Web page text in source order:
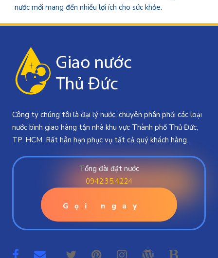
nước mới mang đến nhiều lợi ích cho sức khỏe.
Công ty chúng tôi là đại lý nước, chuyên phân phối các loại
nước bình giao hàng tận nhà khu vực Thành phố Thủ Đức,
TP. HCM. Rất hân hạn phục vụ tất cả quý khách hàng.
Tổng đài đặt nước
0942.35.4224
Gọi ngay